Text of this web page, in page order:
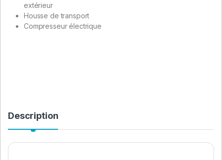
extérieur
Housse de transport
Compresseur électrique
Description